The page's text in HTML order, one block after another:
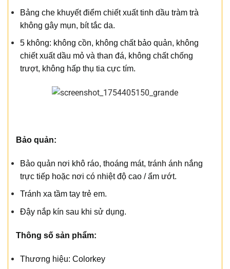
Bảng che khuyết điểm chiết xuất tinh dầu tràm trà
không gây mụn, bít tắc da.
5 không: không cồn, không chất bảo quản, không
chiết xuất dầu mỏ và than đá, không chất chống
trượt, không hấp thụ tia cực tím.
Bảo quản:
Bảo quản nơi khô ráo, thoáng mát, tránh ánh nắng
trực tiếp hoặc nơi có nhiệt độ cao / ẩm ướt.
Tránh xa tầm tay trẻ em.
Đậy nắp kín sau khi sử dụng.
Thông số sản phẩm:
Thương hiệu: Colorkey